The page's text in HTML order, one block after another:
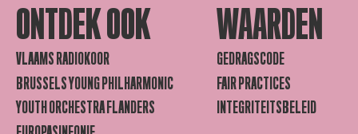
ONTDEK OOK
VLAAMS RADIOKOOR
BRUSSELS YOUNG PHILHARMONIC
YOUTH ORCHESTRA FLANDERS
WAARDEN
GEDRAGSCODE
FAIR PRACTICES
INTEGRITEITSBELEID